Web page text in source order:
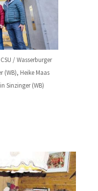
/ Wasserburger
(WB), Heike Maas
Sinzinger (WB)